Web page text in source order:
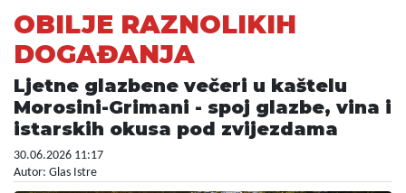
OBILJE RAZNOLIKIH
DOGAĐANJA
Ljetne glazbene večeri u kaštelu
Morosini-Grimani - spoj glazbe, vina i
istarskih okusa pod zvijezdama
30.06.2026 11:17
Autor: Glas Istre